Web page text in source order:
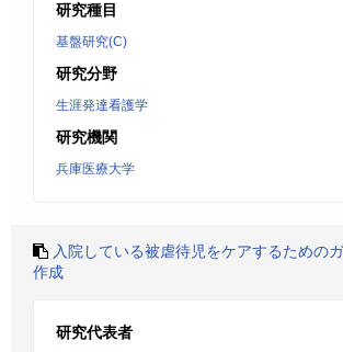
研究種目
基盤研究(C)
研究分野
生涯発達看護学
研究機関
兵庫医療大学
入院している被虐待児をケアするための
作成
研究代表者